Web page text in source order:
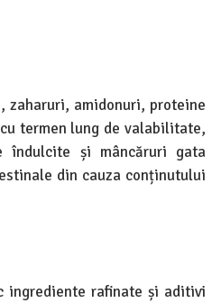
zaharuri, amidonuri, proteine
termen lung de valabilitate,
îndulcite și mâncăruri gata
din cauza conținutului
ingrediente rafinate și aditivi